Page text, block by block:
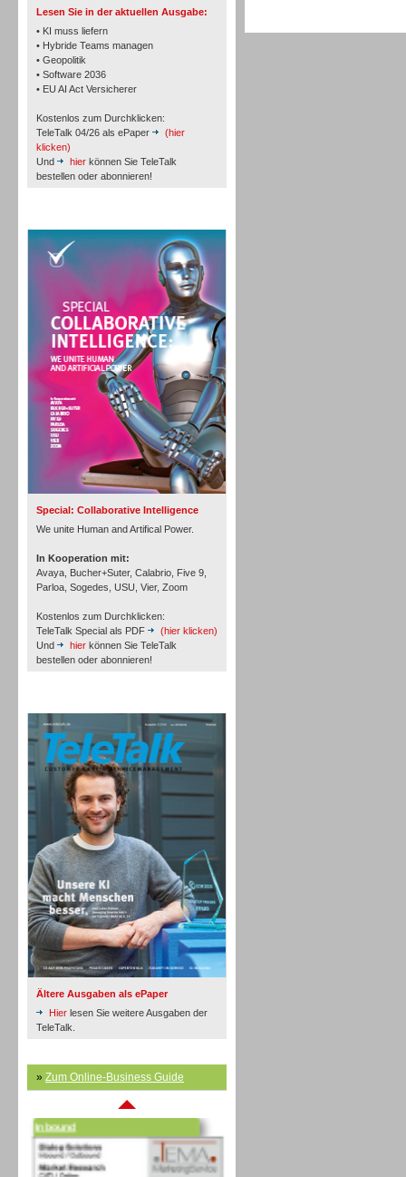
Lesen Sie in der aktuellen Ausgabe:
• KI muss liefern
• Hybride Teams managen
• Geopolitik
• Software 2036
• EU AI Act Versicherer
Kostenlos zum Durchklicken:
TeleTalk 04/26 als ePaper
(hier
klicken)
Und
hier können Sie TeleTalk
bestellen oder abonnieren!
Special: Collaborative Intelligence
We unite Human and Artifical Power.
In Kooperation mit:
Avaya, Bucher+Suter, Calabrio, Five 9,
Parloa, Sogedes, USU, Vier, Zoom
Kostenlos zum Durchklicken:
TeleTalk Special als PDF
(hier klicken)
Und
hier können Sie TeleTalk
bestellen oder abonnieren!
Ältere Ausgaben als ePaper
Hier lesen Sie weitere Ausgaben der
TeleTalk.
» Zum Online-Business Guide
Workforce-Management
Personal
Inbound
Inbound
Inbound